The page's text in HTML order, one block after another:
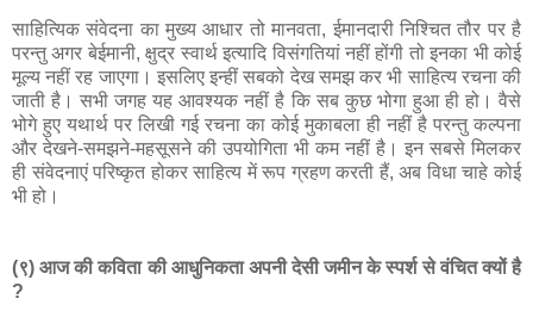
साहित्यिक संवेदना का मुख्‍य आधार तो मानवता, ईमानदारी निश्चित तौर पर है
परन्‍तु अगर बेईमानी, क्षुद्र स्‍वार्थ इत्‍यादि विसंगतियां नहीं होंगी तो इनका भी कोई
मूल्‍य नहीं रह जाएगा। इसलिए इन्‍हीं सबको देख समझ कर भी साहित्‍य रचना की
जाती है। सभी जगह यह आवश्‍यक नहीं है कि सब कुछ भोगा हुआ ही हो। वैसे
भोगे हुए यथार्थ पर लिखी गई रचना का कोई मुकाबला ही नहीं है परन्‍तु कल्‍पना
और देखने-समझने-महसूसने की उपयोगिता भी कम नहीं है। इन सबसे मिलकर
ही संवेदनाएं परिष्‍कृत होकर साहित्‍य में रूप ग्रहण करती हैं, अब विधा चाहे कोई
भी हो।
(९) आज की कविता की आधुनिकता अपनी देसी जमीन के स्पर्श से वंचित क्यों है
?